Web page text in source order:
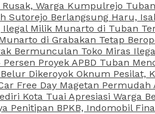
Warga Kumpulrejo
Sutorejo Berlangsung Haru,
Milik Munarto di Tuban
di Grabakan Tetap
Bermunculan Toko Miras
Persen Proyek APBD Tuban
Dikeroyok Oknum Pesilat,
Free Day Magetan
Kota Tuai Apresiasi Warga
Penitipan BPKB, Indomobil